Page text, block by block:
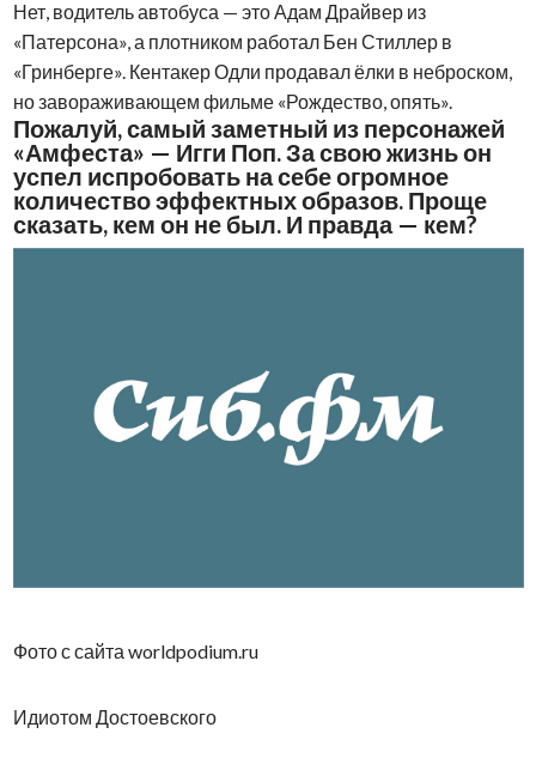
Нет, водитель автобуса — это Адам Драйвер из
«Патерсона», а плотником работал Бен Стиллер в
«Гринберге». Кентакер Одли продавал ёлки в неброском,
но завораживающем фильме «Рождество, опять».
Пожалуй, самый заметный из персонажей
«Амфеста» — Игги Поп. За свою жизнь он
успел испробовать на себе огромное
количество эффектных образов. Проще
сказать, кем он не был. И правда — кем?
Фото с сайта worldpodium.ru
Идиотом Достоевского